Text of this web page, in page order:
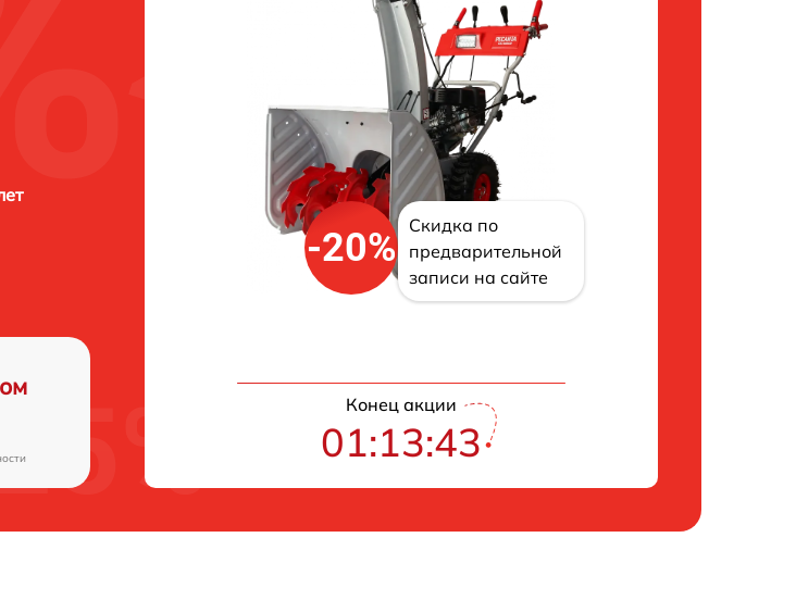
-20%
Скидка по
предварительной
записи на сайте
Конец акции
01:13:42